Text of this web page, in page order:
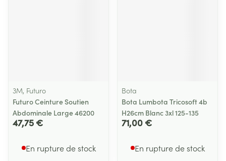
3M, Futuro
Futuro Ceinture Soutien
Abdominale Large 46200
47,75 €
En rupture de stock
Bota
Bota Lumbota Tricosoft 4b
H26cm Blanc 3xl 125-135
71,00 €
En rupture de stock